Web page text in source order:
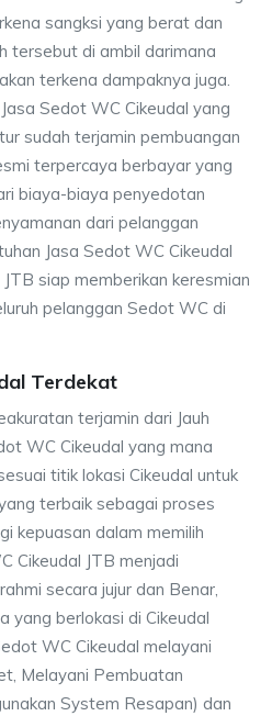
sangksi yang berat dan
tersebut di ambil darimana
terkena dampaknya juga.
Sedot WC Cikeudal yang
sudah terjamin pembuangan
terpercaya berbayar yang
biaya-biaya penyedotan
dari pelanggan
Jasa Sedot WC Cikeudal
siap memberikan keresmian
pelanggan Sedot WC di
Terdekat
terjamin dari Jauh
WC Cikeudal yang mana
titik lokasi Cikeudal untuk
terbaik sebagai proses
kepuasan dalam memilih
Cikeudal JTB menjadi
secara jujur dan Benar,
yang berlokasi di Cikeudal
WC Cikeudal melayani
Melayani Pembuatan
System Resapan) dan